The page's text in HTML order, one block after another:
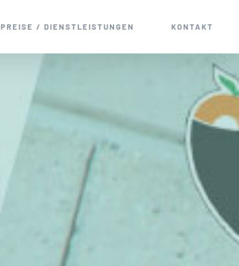
PREISE / DIENSTLEISTUNGEN KONTAKT